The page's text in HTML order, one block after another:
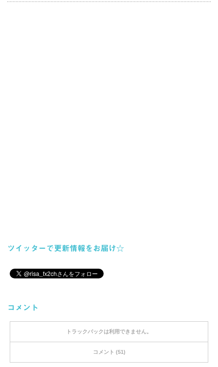
ツイッターで更新情報をお届け☆
コメント
トラックバックは利用できません。
コメント (51)